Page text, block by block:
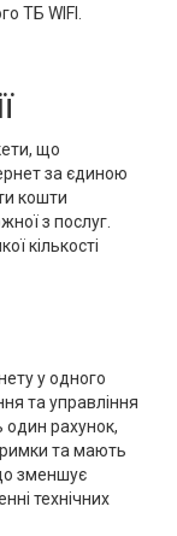
ТБ WIFI.
що
за єдиною
кошти
з послуг.
кількості
у одного
та управління
один рахунок,
та мають
зменшує
технічних